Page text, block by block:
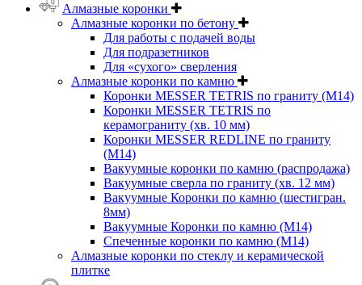
Алмазные коронки
Алмазные коронки по бетону
Для работы с подачей воды
Для подразетников
Для «сухого» сверления
Алмазные коронки по камню
Коронки MESSER TETRIS по граниту (М14)
Коронки MESSER TETRIS по
керамограниту (хв. 10 мм)
Коронки MESSER REDLINE по граниту
(М14)
Вакуумные коронки по камню (распродажа)
Вакуумные сверла по граниту (хв. 12 мм)
Вакуумные Коронки по камню (шестигран.
8мм)
Вакуумные Коронки по камню (M14)
Спеченные коронки по камню (M14)
Алмазные коронки по стеклу и керамической
плитке